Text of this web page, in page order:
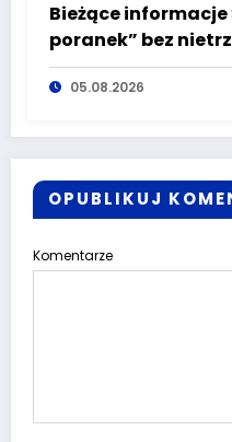
Bieżące informacje
poranek” bez
kierujących! To
05.08.2026
OPUBLIKUJ
Komentarze